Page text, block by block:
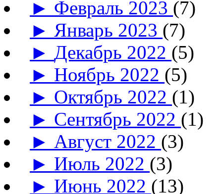
► Февраль 2023 (7)
► Январь 2023 (7)
►Декабрь 2022 (5)
► Ноябрь 2022 (5)
► Октябрь 2022 (1)
► Сентябрь 2022 (1)
► Август 2022 (3)
► Июль 2022 (3)
► Июнь 2022 (13)